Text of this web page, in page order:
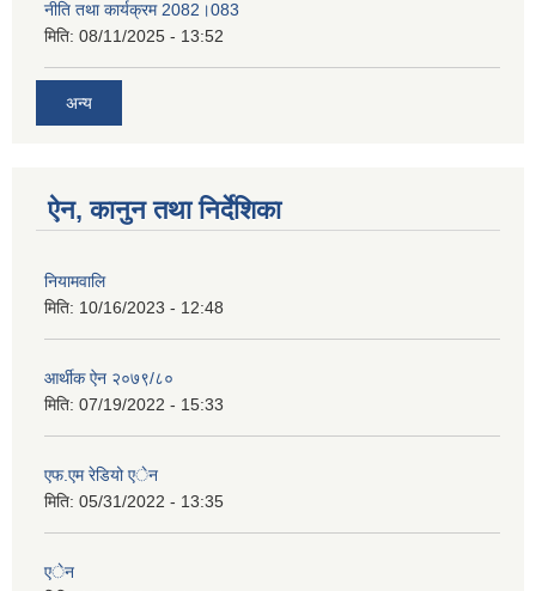
नीति तथा कार्यक्रम 2082।083
मिति: 08/11/2025 - 13:52
अन्य
ऐन, कानुन तथा निर्देशिका
नियामवालि
मिति: 10/16/2023 - 12:48
आर्थीक ऐन २०७९/८०
मिति: 07/19/2022 - 15:33
एफ.एम रेडियो एेन
मिति: 05/31/2022 - 13:35
एेन